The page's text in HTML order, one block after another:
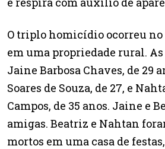
O triplo homicídio ocorreu no
em uma propriedade rural.
Jaine Barbosa Chaves, de 29
Soares de Souza, de 27, e
Campos, de 35 anos. Jaine e
amigas. Beatriz e Nahtan
mortos em uma casa de